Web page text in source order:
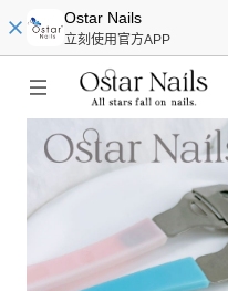
Ostar Nails
立刻使用官方APP